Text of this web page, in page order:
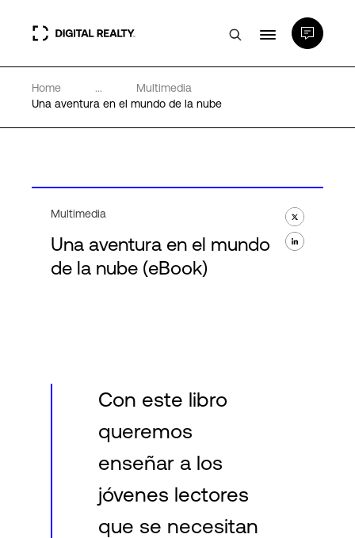
Centros de Datos
Experiencia y recursos
Home ...
Multimedia
Una aventura en el mundo de la nube
Multimedia
Una aventura en el mundo
de la nube (eBook)
Con este libro
queremos
enseñar a los
jóvenes lectores
que se necesitan